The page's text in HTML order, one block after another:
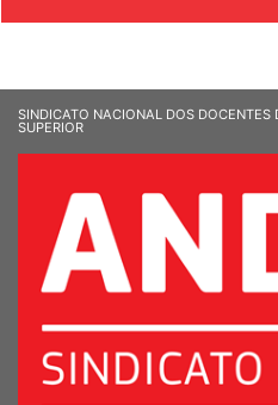
SINDICATO NACIONAL DOS DOCENTES
SUPERIOR